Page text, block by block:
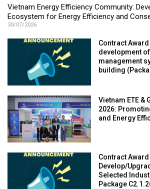
Vietnam Energy Efficiency Community:
Ecosystem for Energy Efficiency and
30/07/2026
Contract
development
management
building
Vietnam ETE &
2026:
and Energy
Contract
Develop/
Selected
Package